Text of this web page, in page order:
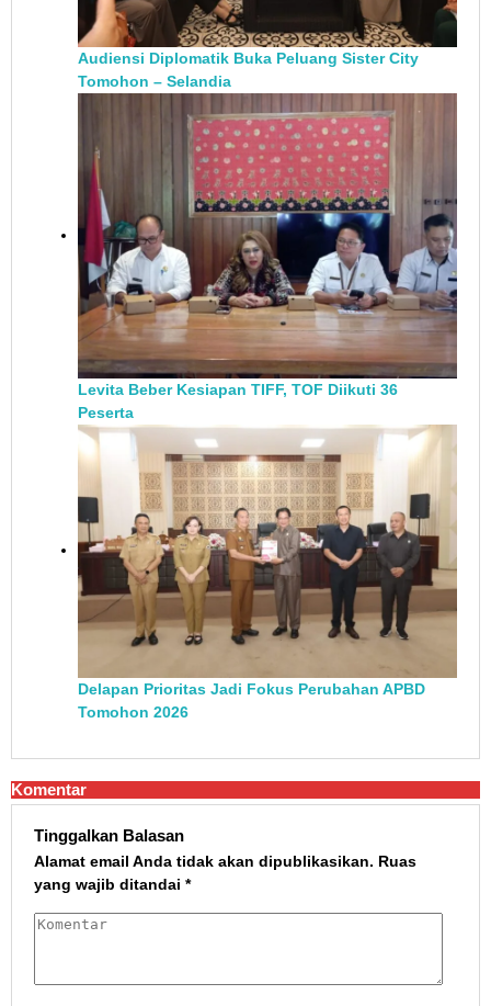
Audiensi Diplomatik Buka Peluang Sister City
Tomohon – Selandia
Levita Beber Kesiapan TIFF, TOF Diikuti 36
Peserta
Delapan Prioritas Jadi Fokus Perubahan APBD
Tomohon 2026
Komentar
Tinggalkan Balasan
Alamat email Anda tidak akan dipublikasikan. Ruas
yang wajib ditandai *